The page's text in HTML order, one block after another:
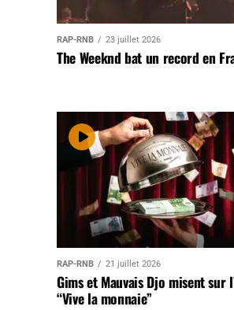
RAP-RNB 23 juillet 2026
The Weeknd bat un record en
RAP-RNB 21 juillet 2026
Gims et Mauvais Djo misent sur
“Vive la monnaie”